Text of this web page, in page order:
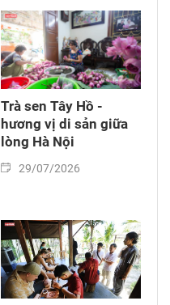
Trà sen Tây Hồ -
hương vị di sản giữa
lòng Hà Nội
29/07/2026